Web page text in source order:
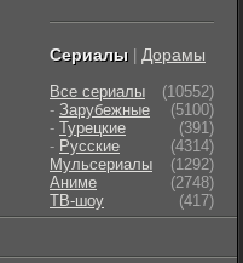
Сериалы Дорамы
Все сериалы
(10552)
- Зарубежные
(5100)
- Турецкие
(391)
- Русские
(4314)
Мульсериалы
(1292)
Аниме
(2748)
ТВ-шоу
(417)